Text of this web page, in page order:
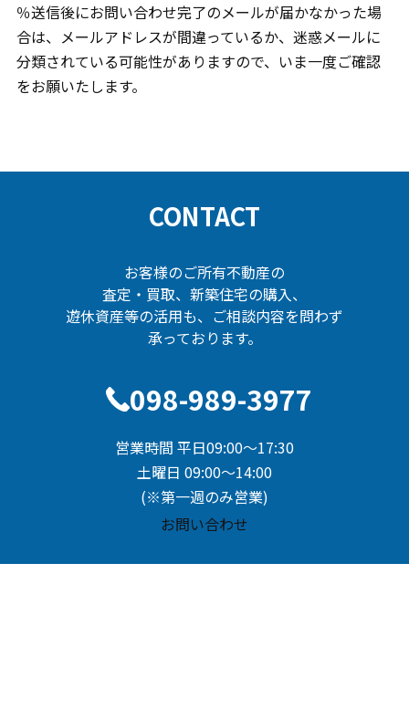
％送信後にお問い合わせ完了のメールが届かなかった場
合は、メールアドレスが間違っているか、迷惑メールに
分類されている可能性がありますので、いま一度ご確認
をお願いたします。
CONTACT
お客様のご所有不動産の
査定・買取、新築住宅の購入、
遊休資産等の活用も、ご相談内容を問わず
承っております。
098-989-3977
営業時間 平日09:00～17:30
土曜日 09:00～14:00
(※第一週のみ営業)
お問い合わせ